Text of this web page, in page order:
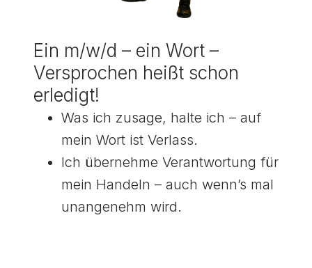
Ein m/w/d – ein Wort –
Versprochen heißt schon
erledigt!
Was ich zusage, halte ich – auf
mein Wort ist Verlass.
Ich übernehme Verantwortung für
mein Handeln – auch wennʼs mal
unangenehm wird.